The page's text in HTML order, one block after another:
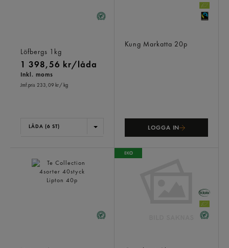
Automatkaffe 0,5
Löfbergs 1kg
1 398,56 kr/låda
Inkl. moms
Jmf.pris 233,09 kr/ kg
LÅDA (6 ST)
Kung Markatta 20p
LOGGA IN